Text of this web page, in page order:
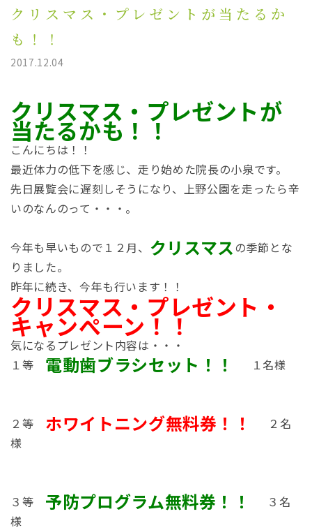
クリスマス・プレゼントが当たるか
も！！
2017.12.04
クリスマス・プレゼントが
当たるかも！！
こんにちは！！
最近体力の低下を感じ、走り始めた院長の小泉です。
先日展覧会に遅刻しそうになり、上野公園を走ったら辛
いのなんのって・・・。
今年も早いもので１２月、 クリスマス の季節とな
りました。
昨年に続き、今年も行います！！
クリスマス・プレゼント・
キャンぺーン！！
気になるプレゼント内容は・・・
１等 電動歯ブラシセット！！ １名様
２等 ホワイトニング無料券！！
２名
様
３等 予防プログラム無料券！！
３名
様